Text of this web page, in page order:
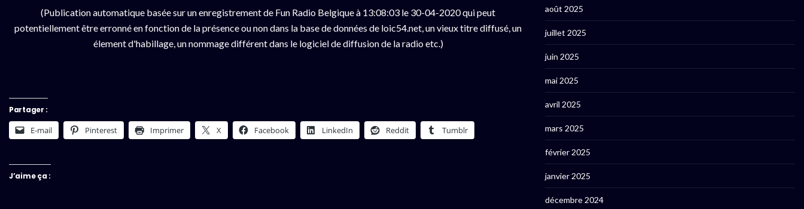
(Publication automatique basée sur un enregistrement de Fun Radio Belgique à 13:08:03 le 30-04-2020 qui peut
potentiellement être erronné en fonction de la présence ou non dans la base de données de loic54.net, un vieux titre diffusé, un
élement d'habillage, un nommage différent dans le logiciel de diffusion de la radio etc.)
Partager :
E-mail Pinterest Imprimer X Facebook LinkedIn Reddit Tumblr
J’aime ça :
août 2025
juillet 2025
juin 2025
mai 2025
avril 2025
mars 2025
février 2025
janvier 2025
décembre 2024